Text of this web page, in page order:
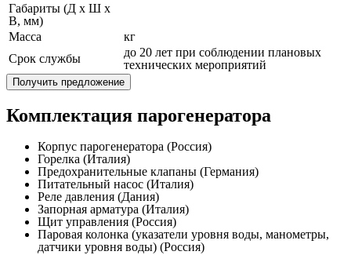
Габариты (Д x Ш x
В, мм)
Масса
кг
Срок службы
до 20 лет при соблюдении плановых
технических мероприятий
Получить предложение
Комплектация парогенератора
Корпус парогенератора (Россия)
Горелка (Италия)
Предохранительные клапаны (Германия)
Питательный насос (Италия)
Реле давления (Дания)
Запорная арматура (Италия)
Щит управления (Россия)
Паровая колонка (указатели уровня воды, манометры,
датчики уровня воды) (Россия)